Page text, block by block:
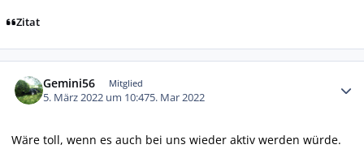
Zitat
Gemini56 Mitglied
5. März 2022 um 10:475. Mar 2022
Wäre toll, wenn es auch bei uns wieder aktiv werden würde.